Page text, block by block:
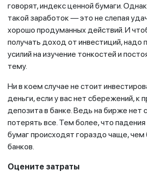
говорят, индекс ценной бумаги.
такой заработок — это не слепая
хорошо продуманных действий. И
получать доход от инвестиций, надо
усилий на изучение тонкостей и
тему.
Ни в коем случае не стоит
деньги, если у вас нет сбережений, к
депозита в банке. Ведь на бирже нет
потерять все. Тем более, что
бумаг происходят гораздо чаще, чем
банков.
Оцените затраты